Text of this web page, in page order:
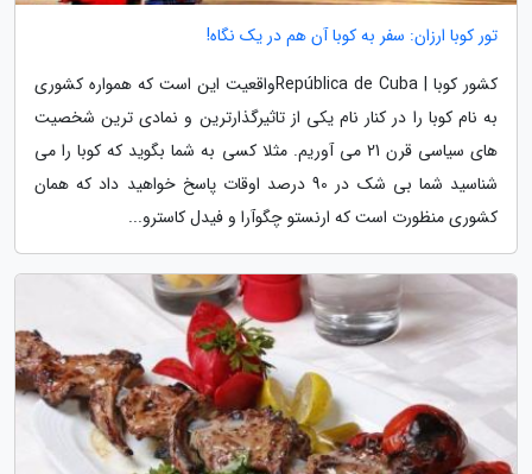
تور کوبا ارزان: سفر به کوبا آن هم در یک نگاه!
کشور کوبا | República de Cubaواقعیت این است که همواره کشوری
به نام کوبا را در کنار نام یکی از تاثیرگذارترین و نمادی ترین شخصیت
های سیاسی قرن 21 می آوریم. مثلا کسی به شما بگوید که کوبا را می
شناسید شما بی شک در 90 درصد اوقات پاسخ خواهید داد که همان
کشوری منظورت است که ارنستو چگوآرا و فیدل کاسترو...